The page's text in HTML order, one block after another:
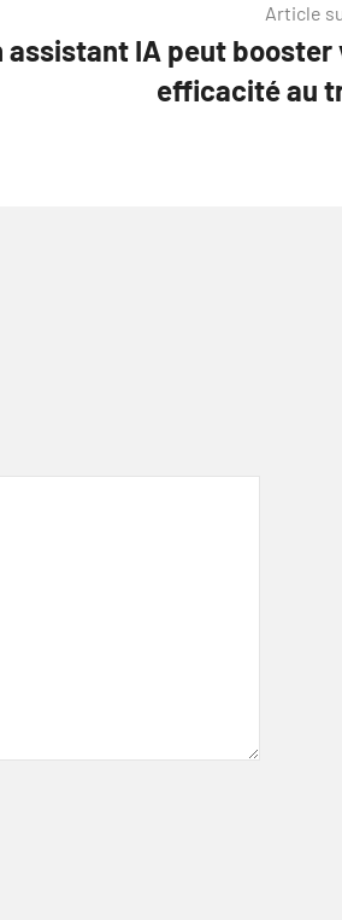
Article
assistant IA peut booster
efficacité au